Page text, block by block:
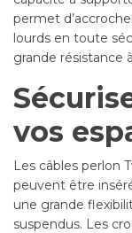
permet
lourds en toute
grande résistance
vos
Les câbles perlon
peuvent être
une grande
suspendus. Les